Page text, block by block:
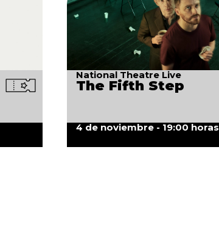
National Theatre Live
The Fifth Step
4 de noviembre - 19:00 horas